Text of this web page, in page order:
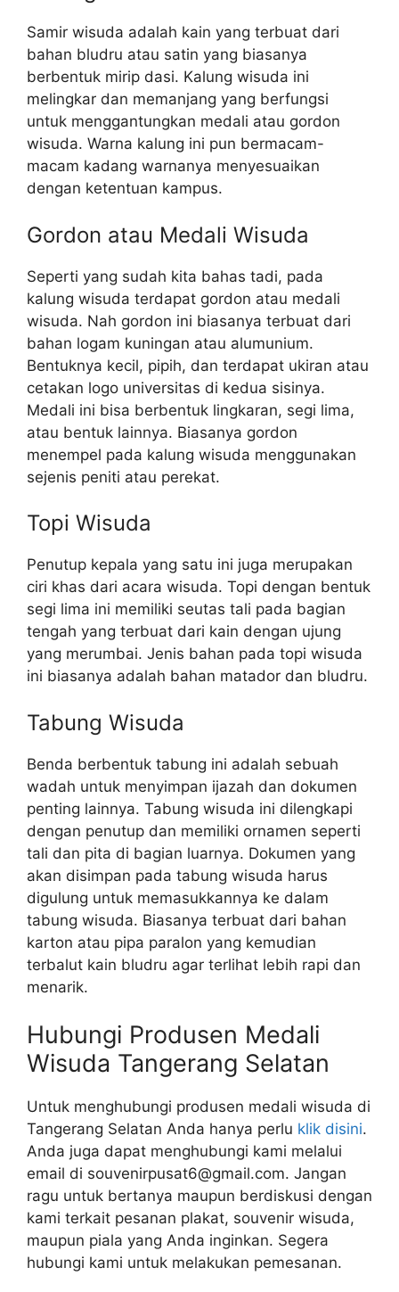
Samir wisuda adalah kain yang terbuat dari
bahan bludru atau satin yang biasanya
berbentuk mirip dasi. Kalung wisuda ini
melingkar dan memanjang yang berfungsi
untuk menggantungkan medali atau gordon
wisuda. Warna kalung ini pun bermacam-
macam kadang warnanya menyesuaikan
dengan ketentuan kampus.
Gordon atau Medali Wisuda
Seperti yang sudah kita bahas tadi, pada
kalung wisuda terdapat gordon atau medali
wisuda. Nah gordon ini biasanya terbuat dari
bahan logam kuningan atau alumunium.
Bentuknya kecil, pipih, dan terdapat ukiran atau
cetakan logo universitas di kedua sisinya.
Medali ini bisa berbentuk lingkaran, segi lima,
atau bentuk lainnya. Biasanya gordon
menempel pada kalung wisuda menggunakan
sejenis peniti atau perekat.
Topi Wisuda
Penutup kepala yang satu ini juga merupakan
ciri khas dari acara wisuda. Topi dengan bentuk
segi lima ini memiliki seutas tali pada bagian
tengah yang terbuat dari kain dengan ujung
yang merumbai. Jenis bahan pada topi wisuda
ini biasanya adalah bahan matador dan bludru.
Tabung Wisuda
Benda berbentuk tabung ini adalah sebuah
wadah untuk menyimpan ijazah dan dokumen
penting lainnya. Tabung wisuda ini dilengkapi
dengan penutup dan memiliki ornamen seperti
tali dan pita di bagian luarnya. Dokumen yang
akan disimpan pada tabung wisuda harus
digulung untuk memasukkannya ke dalam
tabung wisuda. Biasanya terbuat dari bahan
karton atau pipa paralon yang kemudian
terbalut kain bludru agar terlihat lebih rapi dan
menarik.
Hubungi Produsen Medali
Wisuda Tangerang Selatan
Untuk menghubungi produsen medali wisuda di
Tangerang Selatan Anda hanya perlu klik disini.
Anda juga dapat menghubungi kami melalui
email di souvenirpusat6@gmail.com. Jangan
ragu untuk bertanya maupun berdiskusi dengan
kami terkait pesanan plakat, souvenir wisuda,
maupun piala yang Anda inginkan. Segera
hubungi kami untuk melakukan pemesanan.